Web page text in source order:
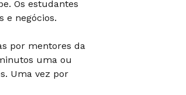
Os estudantes
e negócios.
por mentores da
uma ou
Uma vez por